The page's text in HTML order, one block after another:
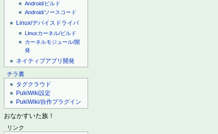
Android/ビルド
Android/ソースコード
Linux/デバイスドライバ
Linuxカーネル/ビルド
カーネルモジュール/開
発
ネイティブアプリ開発
チラ裏
タグクラウド
PukiWiki設定
PukiWiki/自作プラグイン
おなかすいた族！
リンク